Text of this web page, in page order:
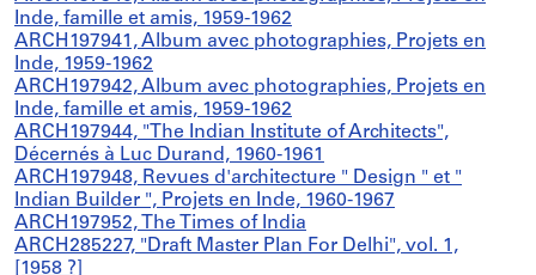
Inde, famille et amis, 1959-1962
ARCH197941, Album avec photographies, Projets en
Inde, 1959-1962
ARCH197942, Album avec photographies, Projets en
Inde, famille et amis, 1959-1962
ARCH197944, "The Indian Institute of Architects",
Décernés à Luc Durand, 1960-1961
ARCH197948, Revues d'architecture " Design " et "
Indian Builder ", Projets en Inde, 1960-1967
ARCH197952, The Times of India
ARCH285227, "Draft Master Plan For Delhi", vol. 1,
[1958 ?]